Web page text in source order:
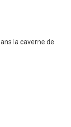
la caverne de